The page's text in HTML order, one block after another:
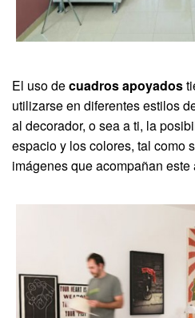
El uso decuadros apoyados
utilizarse en diferentes estilos
al decorador, o sea a ti, la
espacio y los colores, tal como
imágenes que acompañan este